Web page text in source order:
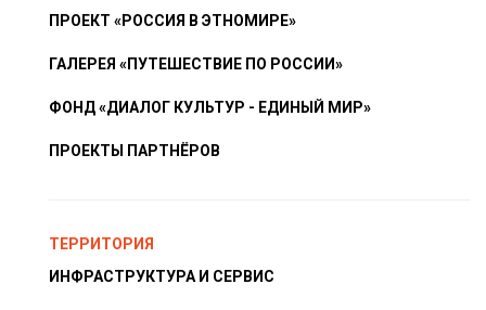
ПРОЕКТ «РОССИЯ В ЭТНОМИРЕ»
ГАЛЕРЕЯ «ПУТЕШЕСТВИЕ ПО РОССИИ»
ФОНД «ДИАЛОГ КУЛЬТУР - ЕДИНЫЙ МИР»
ПРОЕКТЫ ПАРТНЁРОВ
ТЕРРИТОРИЯ
ИНФРАСТРУКТУРА И СЕРВИС